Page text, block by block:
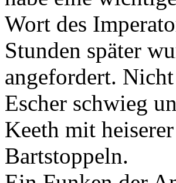
Wort des
Stunden später
angefordert.
Escher schwieg
Keeth mit
Bartstoppeln.